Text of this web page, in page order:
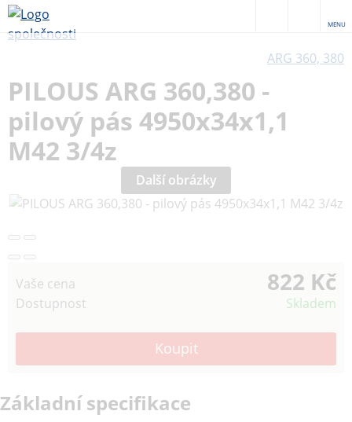
MENU
ARG 360, 380
PILOUS ARG 360,380 -
pilový pás 4950x34x1,1
M42 3/4z
Další obrázky
Vaše cena 822 Kč
Dostupnost Skladem
Základní specifikace